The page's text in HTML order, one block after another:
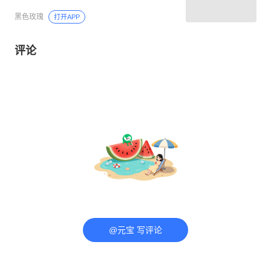
黑色玫瑰 打开APP
评论
@元宝 写评论